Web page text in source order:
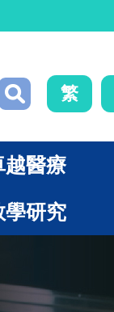
繁
越醫療
學研究